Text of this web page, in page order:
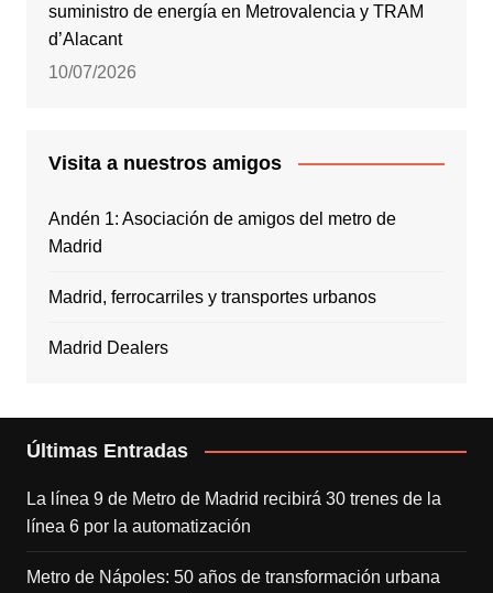
suministro de energía en Metrovalencia y TRAM
d’Alacant
10/07/2026
Visita a nuestros amigos
Andén 1: Asociación de amigos del metro de
Madrid
Madrid, ferrocarriles y transportes urbanos
Madrid Dealers
Últimas Entradas
La línea 9 de Metro de Madrid recibirá 30 trenes de la
línea 6 por la automatización
Metro de Nápoles: 50 años de transformación urbana